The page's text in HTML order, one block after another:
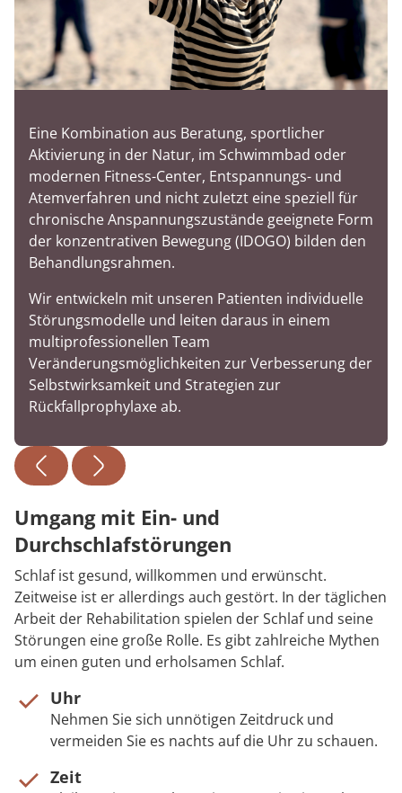
Eine Kombination aus Beratung, sportlicher
Aktivierung in der Natur, im Schwimmbad oder
modernen Fitness-Center, Entspannungs- und
Atemverfahren und nicht zuletzt eine speziell für
chronische Anspannungszustände geeignete Form
der konzentrativen Bewegung (IDOGO) bilden den
Behandlungsrahmen.
Wir entwickeln mit unseren Patienten individuelle
Störungsmodelle und leiten daraus in einem
multiprofessionellen Team
Veränderungsmöglichkeiten zur Verbesserung der
Selbstwirksamkeit und Strategien zur
Rückfallprophylaxe ab.
Umgang mit Ein- und
Durchschlafstörungen
Schlaf ist gesund, willkommen und erwünscht.
Zeitweise ist er allerdings auch gestört. In der täglichen
Arbeit der Rehabilitation spielen der Schlaf und seine
Störungen eine große Rolle. Es gibt zahlreiche Mythen
um einen guten und erholsamen Schlaf.
Uhr
Nehmen Sie sich unnötigen Zeitdruck und
vermeiden Sie es nachts auf die Uhr zu schauen.
Zeit